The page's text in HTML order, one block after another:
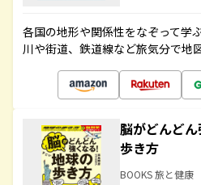
各国の地形や関係性をなぞって学
川や街道、鉄道線など旅気分で地
脳がどんど
歩き方
BOOKS 旅と健康